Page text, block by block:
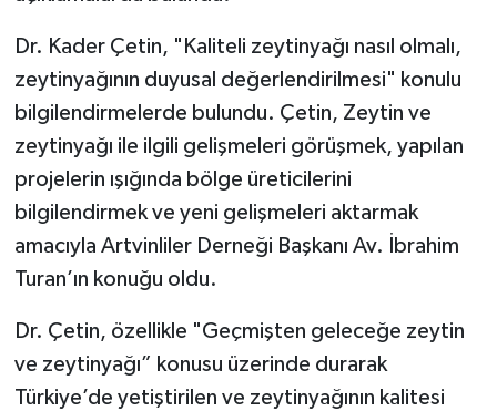
Dr. Kader Çetin, "Kaliteli zeytinyağı nasıl olmalı,
zeytinyağının duyusal değerlendirilmesi" konulu
bilgilendirmelerde bulundu. Çetin, Zeytin ve
zeytinyağı ile ilgili gelişmeleri görüşmek, yapılan
projelerin ışığında bölge üreticilerini
bilgilendirmek ve yeni gelişmeleri aktarmak
amacıyla Artvinliler Derneği Başkanı Av. İbrahim
Turan’ın konuğu oldu.
Dr. Çetin, özellikle "Geçmişten geleceğe zeytin
ve zeytinyağı” konusu üzerinde durarak
Türkiye’de yetiştirilen ve zeytinyağının kalitesi